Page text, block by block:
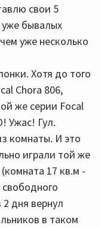
свои 5
уже бывалых
уже несколько
Хотя до того
Chora 806,
же серии Focal
Ужас! Гул.
комнаты. И это
играли той же
17 кв.м -
дня вернул
в таком